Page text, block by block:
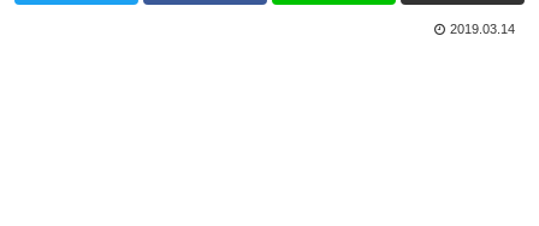
2019.03.14